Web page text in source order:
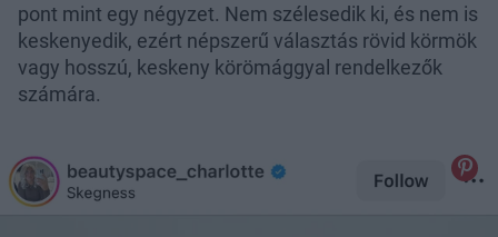
pont mint egy négyzet. Nem szélesedik ki, és nem is
keskenyedik, ezért népszerű választás rövid körmök
vagy hosszú, keskeny körömággyal rendelkezők
számára.